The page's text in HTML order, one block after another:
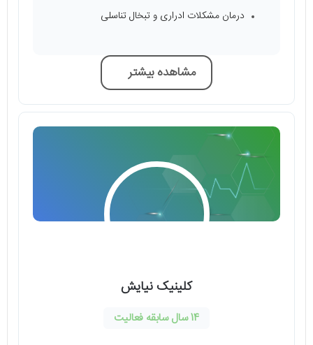
درمان مشکلات ادراری و تبخال تناسلی
مشاهده بیشتر
کلینیک نیایش
14 سال سابقه فعالیت